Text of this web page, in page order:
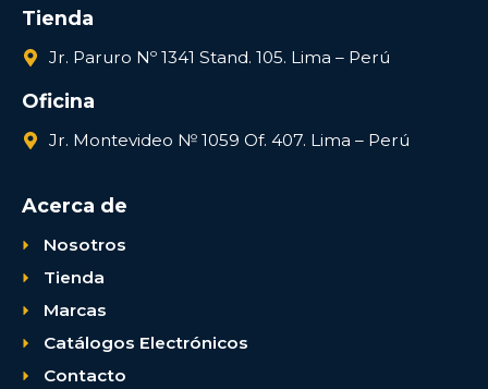
Tienda
Jr. Paruro Nº 1341 Stand. 105. Lima – Perú
Oficina
Jr. Montevideo № 1059 Of. 407. Lima – Perú
Acerca de
Nosotros
Tienda
Marcas
Catálogos Electrónicos
Contacto